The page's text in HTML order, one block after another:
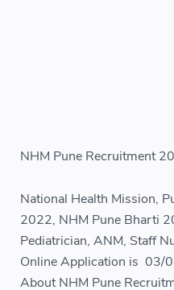
NHM Pune Recruitment
National Health Mission,
2022, NHM Pune Bharti
Pediatrician, ANM, Staff
Online Application is 03/
About NHM Pune